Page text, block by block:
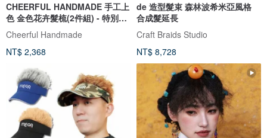
CHEERFUL HANDMADE 手工上
色 金色花卉髮梳(2件組) - 特別優
惠
Cheerful Handmade
NT$ 2,368
de 造型髮束 森林波希米亞風格
合成髮延長
Craft Braids Studio
NT$ 8,728